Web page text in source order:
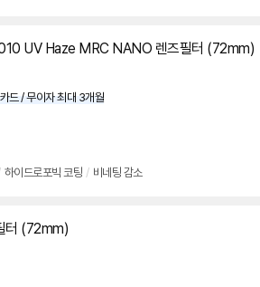
UV Haze MRC NANO 렌즈필터 (72mm)
/ 무이자 최대 3개월
하이드로포빅 코팅 / 비네팅 감소
터 (72mm)